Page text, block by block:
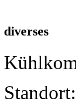
diverses